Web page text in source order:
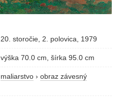
20. storočie, 2. polovica, 1979
výška 70.0 cm, šírka 95.0 cm
maliarstvo › obraz závesný